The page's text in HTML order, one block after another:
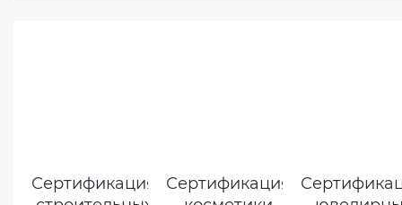
Сертификация
Сертификация